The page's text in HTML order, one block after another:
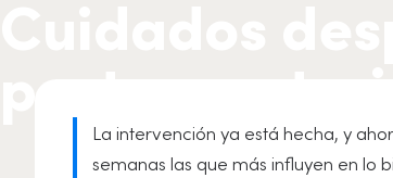
La intervención ya está hecha, y
semanas las que más influyen en lo